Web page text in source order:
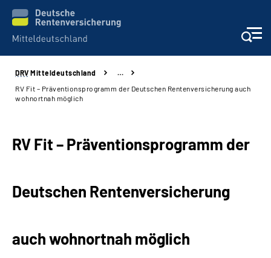
Aktuelles
Formulare
Über uns
DRV Mitteldeutschland
…
RV Fit – Präventionsprogramm der Deutschen Rentenversicherung auch
wohnortnah möglich
RV Fit – Präventionsprogramm der
Deutschen Rentenversicherung
auch wohnortnah möglich